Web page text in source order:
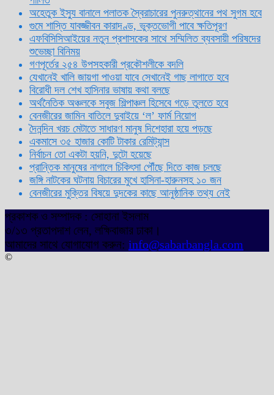
অহেতুক ইস্যু বানালে পলাতক স্বৈরাচারের পুনরুত্থানের পথ সুগম হবে
গুমে শাস্তি যাবজ্জীবন কারাদণ্ড, ভুক্তভোগী পাবে ক্ষতিপূরণ
এফবিসিসিআইয়ের নতুন প্রশাসকের সাথে সম্মিলিত ব্যবসায়ী পরিষদের
শুভেচ্ছা বিনিময়
গণপূর্তের ২৫৪ উপসহকারী প্রকৌশলীকে বদলি
যেখানেই খালি জায়গা পাওয়া যাবে সেখানেই গাছ লাগাতে হবে
বিরোধী দল শেখ হাসিনার ভাষায় কথা বলছে
অর্থনৈতিক অঞ্চলকে সবুজ শিল্পাঞ্চল হিসেবে গড়ে তুলতে হবে
বেনজীরের জামিন বাতিলে দুবাইয়ে ‌‘ল’ ফার্ম নিয়োগ
দৈনন্দিন খরচ মেটাতে সাধারণ মানুষ দিশেহারা হয়ে পড়ছে
একমাসে ৩৫ হাজার কোটি টাকার রেমিট্যান্স
নির্বাচন তো একটা হয়নি, দুটো হয়েছে
প্রান্তিক মানুষের নাগালে চিকিৎসা পৌঁছে দিতে কাজ চলছে
জঙ্গি নাটকের ঘটনায় বিচারের মুখে হাসিনা-হারুনসহ ১০ জন
বেনজীরের মুক্তির বিষয়ে দুদকের কাছে আনুষ্ঠানিক তথ্য নেই
প্রকাশক ও সম্পাদক : সোহানা ইসলাম
৩/১৩ প্রতাপদাশ লেন, লক্ষিবাজার ঢাকা।
আমাদের সাথে যোগাযোগ করুন: info@sabarbangla.com
©